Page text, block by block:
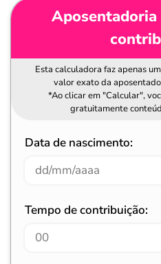
Esta calculadora faz apenas
valor exato da
*Ao clicar em "Calcular",
gratuitamente
Data de nascimento:
Tempo de contribuição: